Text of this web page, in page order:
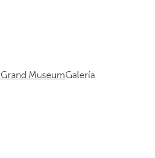
MuseumGalería